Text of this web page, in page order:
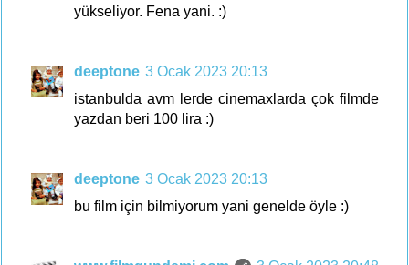
yükseliyor. Fena yani. :)
deeptone 3 Ocak 2023 20:13
istanbulda avm lerde cinemaxlarda çok filmde
yazdan beri 100 lira :)
deeptone 3 Ocak 2023 20:13
bu film için bilmiyorum yani genelde öyle :)